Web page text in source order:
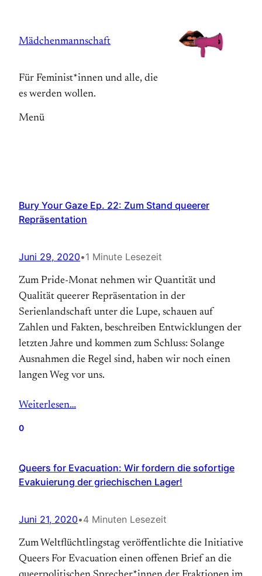
springen
Mädchenmannschaft
Für Feminist*innen und alle, die
es werden wollen.
Menü
Bury Your Gaze Ep. 22: Zum Stand queerer
Repräsentation
Juni 29, 2020•1 Minute Lesezeit
Zum Pride-Monat nehmen wir Quantität und
Qualität queerer Repräsentation in der
Serienlandschaft unter die Lupe, schauen auf
Zahlen und Fakten, beschreiben Entwicklungen der
letzten Jahre und kommen zum Schluss: Solange
Ausnahmen die Regel sind, haben wir noch einen
langen Weg vor uns.
Weiterlesen…
0
Queers for Evacuation: Wir fordern die sofortige
Evakuierung der griechischen Lager!
Juni 21, 2020•4 Minuten Lesezeit
Zum Weltflüchtlingstag veröffentlichte die Initiative
Queers For Evacuation einen offenen Brief an die